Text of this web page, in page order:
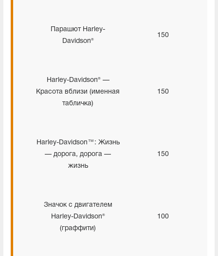
Парашют Harley-
Davidson®
150
Harley-Davidson® —
Красота вблизи (именная
табличка)
150
Harley-Davidson™: Жизнь
— дорога, дорога —
жизнь
150
Значок с двигателем
Harley-Davidson®
(граффити)
100